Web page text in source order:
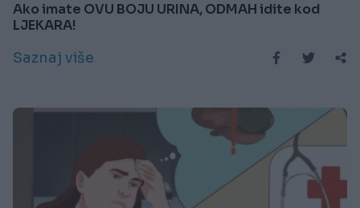
Ako imate OVU BOJU URINA, ODMAH idite kod
LJEKARA!
Saznaj više